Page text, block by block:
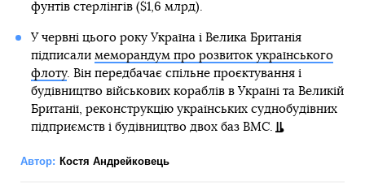
фунтів стерлінгів ($1,6 млрд).
У червні цього року Україна і Велика Британія
підписали меморандум про розвиток українського
флоту. Він передбачає спільне проєктування і
будівництво військових кораблів в Україні та Великій
Британії, реконструкцію українських суднобудівних
підприємств і будівництво двох баз ВМС.
Автор: Костя Андрейковець